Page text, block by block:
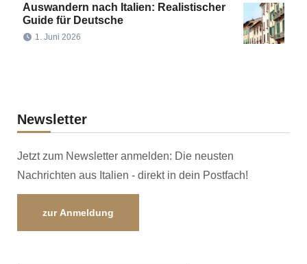
Auswandern nach Italien: Realistischer
Guide für Deutsche
1. Juni 2026
Newsletter
Jetzt zum Newsletter anmelden: Die neusten
Nachrichten aus Italien - direkt in dein Postfach!
zur Anmeldung